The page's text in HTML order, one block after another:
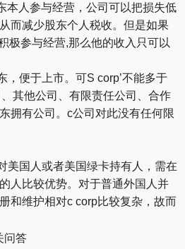
本人参与经营，公司可以把损失低
而减少股东个人税收。但是如果
极参与经营,那么他的收入只可以
，便于上市。可S corp’不能多于
其他公司、有限责任公司、合作
拥有公司。c公司对此没有任何限
国人或者美国绿卡持有人，需在
人比较优势。对于普通外国人并
和维护相对c corp比较复杂，故而
问答